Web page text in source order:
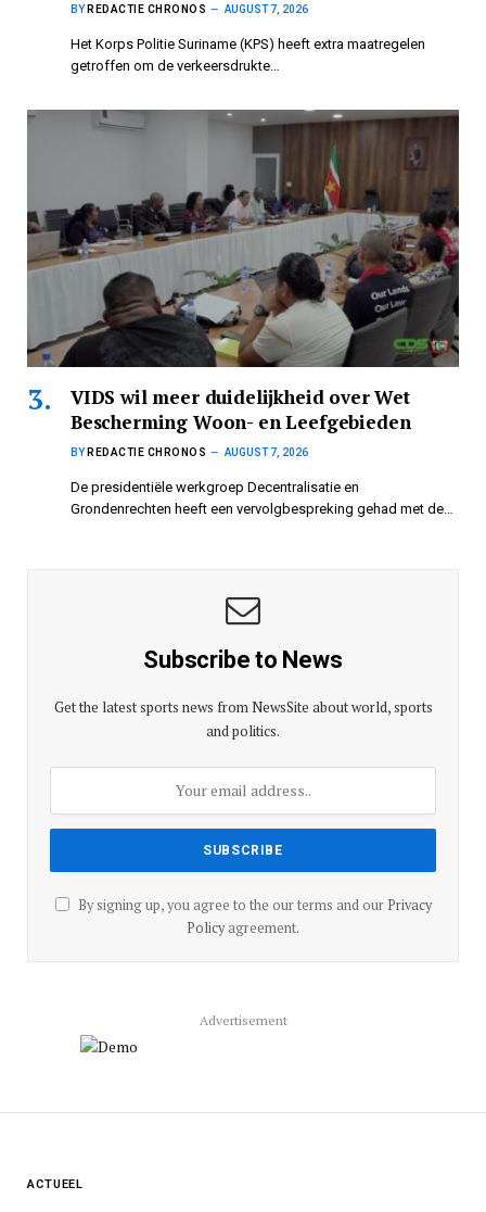
BY REDACTIE CHRONOS AUGUST 7, 2026
Het Korps Politie Suriname (KPS) heeft extra maatregelen
getroffen om de verkeersdrukte…
VIDS wil meer duidelijkheid over Wet
Bescherming Woon- en Leefgebieden
BY REDACTIE CHRONOS AUGUST 7, 2026
De presidentiële werkgroep Decentralisatie en
Grondenrechten heeft een vervolgbespreking gehad met de…
Subscribe to News
Get the latest sports news from NewsSite about world, sports
and politics.
By signing up, you agree to the our terms and our Privacy
Policyagreement.
Advertisement
ACTUEEL